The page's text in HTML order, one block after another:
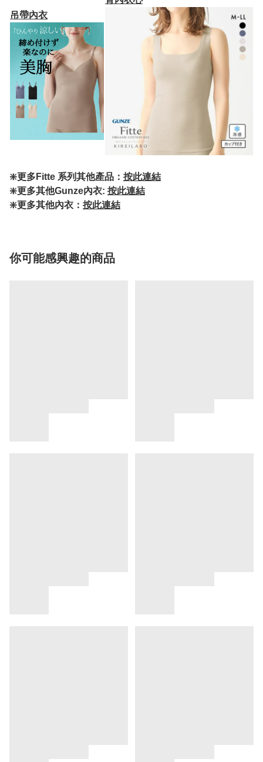
吊帶內衣
❇️更多Fitte 系列其他產品： 按此連結
❇️更多其他Gunze內衣: 按此連結
❇️更多其他內衣： 按此連結
你可能感興趣的商品